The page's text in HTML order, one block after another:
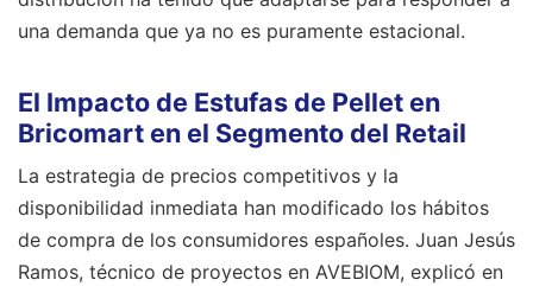
una demanda que ya no es puramente estacional.
El Impacto de Estufas de Pellet en
Bricomart en el Segmento del Retail
La estrategia de precios competitivos y la
disponibilidad inmediata han modificado los hábitos
de compra de los consumidores españoles. Juan Jesús
Ramos, técnico de proyectos en AVEBIOM, explicó en